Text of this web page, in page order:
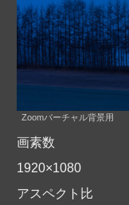
Zoomバーチャル背景用
画素数
1920×1080
アスペクト比